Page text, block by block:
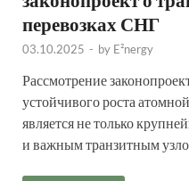
перевозках СНГ
03.10.2025 - by E²nergy
Рассмотрение
устойчивого роста
является не только
и важным транзитным